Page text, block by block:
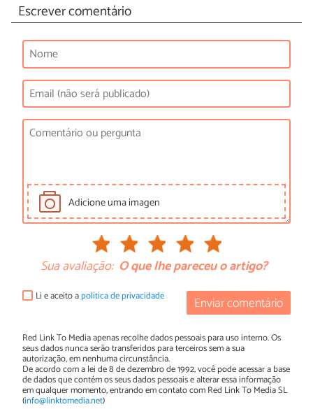
Escrever comentário
Adicione uma imagen
Sua avaliação: O que lhe pareceu o artigo?
Enviar comentário
Li e aceito apolítica de privacidade
Red Link To Media apenas recolhe dados pessoais para uso interno. Os
seus dados nunca serão transferidos para terceiros sem a sua
autorização, em nenhuma circunstância.
De acordo com a lei de 8 de dezembro de 1992, você pode acessar a base
de dados que contém os seus dados pessoais e alterar essa informação
em qualquer momento, entrando em contato com Red Link To Media SL
(info@linktomedia.net)